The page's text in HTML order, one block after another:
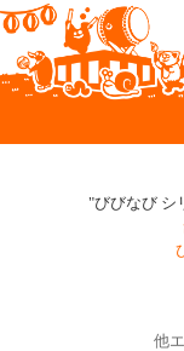
"びびなび シ
他